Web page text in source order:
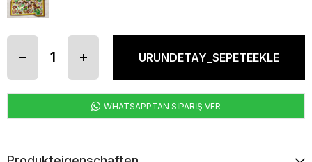
WHATSAPPTAN SİPARİŞ VER